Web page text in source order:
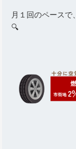
月１回のペースで
🔍